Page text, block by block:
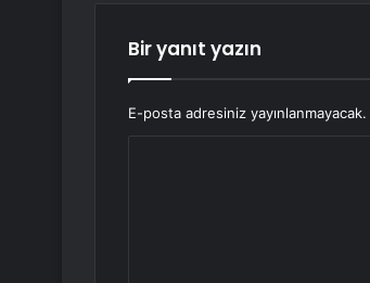
Bir yanıt yazın
E-posta adresiniz yayınlanmayacak.